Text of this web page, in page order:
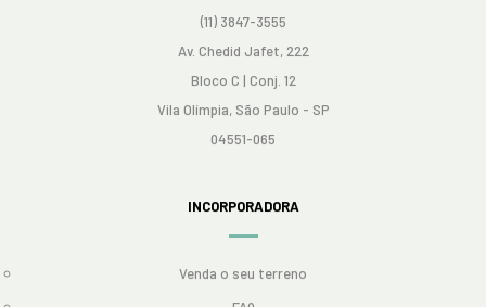
(11) 3847-3555
Av. Chedid Jafet, 222
Bloco C | Conj. 12
Vila Olímpia, São Paulo - SP
04551-065
INCORPORADORA
Venda o seu terreno